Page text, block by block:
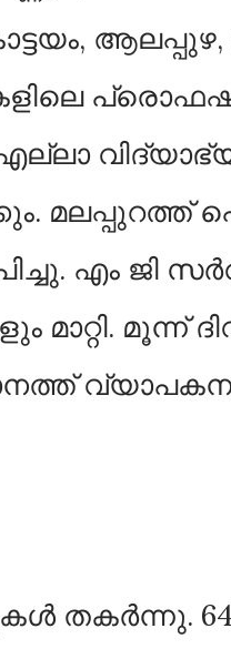
ആലപ്പുഴ,
മലപ്പുറത്ത്
എം ജി
മാറ്റി.
തകര്‍ന്നു.